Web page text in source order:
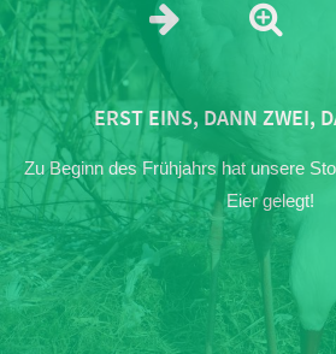
ERST EINS, DANN ZWEI,
Zu Beginn des Frühjahrs hat unsere
Eier gelegt!